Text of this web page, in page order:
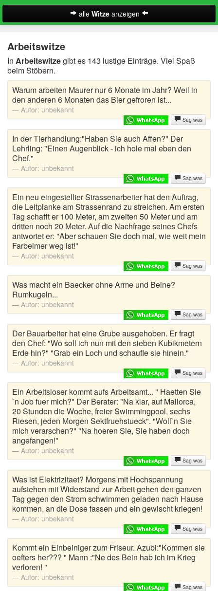
alle Witzeanzeigen
A-Klasse Witze
Akademiker Witze
Al Bundy Sprüche
Alle Kinder Sprüche
Anrufbeantworter Ansagen
Antiwitze
Anwaltswitze
Arbeitswitze
Arztwitze
Autoaufkleber Sprüche
Bankerwitze
Bart Simpson Sprüche
Bauernregeln
Bayern Witze
Beamtenwitze
Bierwitze
Bill Clinton Witze
Blondinenwitze
Böse Witze
Bundeswehr Witze
Bürowitze
Chinesen Witze
Chuck Norris Witze
Computerwitze
Coole Sprüche
Deine Mutter Witze
Arbeitswitze
In Arbeitswitzegibt es 143 lustige Einträge. Viel Spaß
beim Stöbern.
Warum arbeiten Maurer nur 6 Monate im Jahr? Weil in
den anderen 6 Monaten das Bier gefroren ist...
Autor: unbekannt
Sag was
In der Tierhandlung:"Haben Sie auch Affen?" Der
Lehrling: "Einen Augenblick - ich hole mal eben den
Chef."
Autor: unbekannt
Sag was
Ein neu eingestellter Strassenarbeiter hat den Auftrag,
die Leitplanke am Strassenrand zu streichen. Am ersten
Tag schafft er 100 Meter, am zweiten 50 Meter und am
dritten noch 20 Meter. Auf die Nachfrage seines Chefs
antwortet er: "Aber schauen Sie doch mal, wie weit mein
Farbeimer weg ist!"
Autor: unbekannt
Sag was
Was macht ein Baecker ohne Arme und Beine?
Rumkugeln...
Autor: unbekannt
Sag was
Der Bauarbeiter hat eine Grube ausgehoben. Er fragt
den Chef: "Wo soll ich nun mit den sieben Kubikmetern
Erde hin?" "Grab ein Loch und schaufle sie hinein."
Autor: unbekannt
Sag was
Ein Arbeitsloser kommt aufs Arbeitsamt... " Haetten Sie
`n Job fuer mich?" Der Berater: "Na klar, auf Mallorca,
20 Stunden die Woche, freier Swimmingpool, sechs
Riesen, jeden Morgen Sektfruehstueck". "Woll`n Sie
mich verarschen?" "Na hoeren Sie, Sie haben doch
angefangen!"
Autor: unbekannt
Sag was
Was ist Elektrizitaet? Morgens mit Hochspannung
aufstehen mit Widerstand zur Arbeit gehen den ganzen
Tag gegen den Strom schwimmen geladen nach Hause
kommen, an die Dose fassen und ein gewischt kriegen!
Autor: unbekannt
Sag was
Kommt ein Einbeiniger zum Friseur. Azubi:"Kommen sie
oefters her??? " Mann :"Ne des Bein hab ich im Krieg
verloren! "
Autor: unbekannt
Sag was